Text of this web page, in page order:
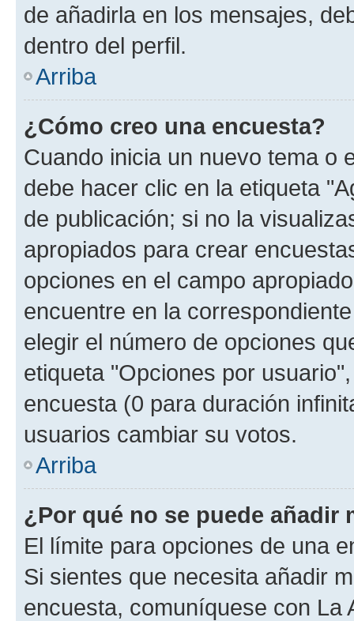
de añadirla en los mensajes,
dentro del perfil.
Arriba
¿Cómo creo una encuesta?
Cuando inicia un nuevo tema o
debe hacer clic en la etiqueta
de publicación; si no la
apropiados para crear
opciones en el campo
encuentre en la
elegir el número de opciones
etiqueta "Opciones por
encuesta (0 para duración
usuarios cambiar su votos.
Arriba
¿Por qué no se puede añadir
El límite para opciones de una
Si sientes que necesita añadir
encuesta, comuníquese con La